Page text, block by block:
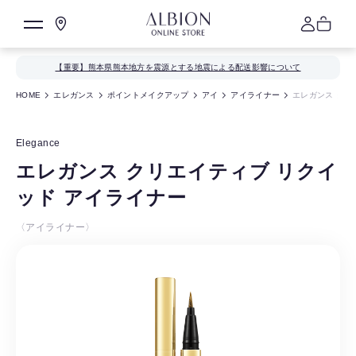
【重要】熊本県熊本地方を震源とする地震による配送影響について
HOME エレガンス ポイントメイクアップ アイ アイライナー エレガンス クリ
Elegance
エレガンス クリエイティブ リクイ
ッド アイライナー
〈アイライナー〉